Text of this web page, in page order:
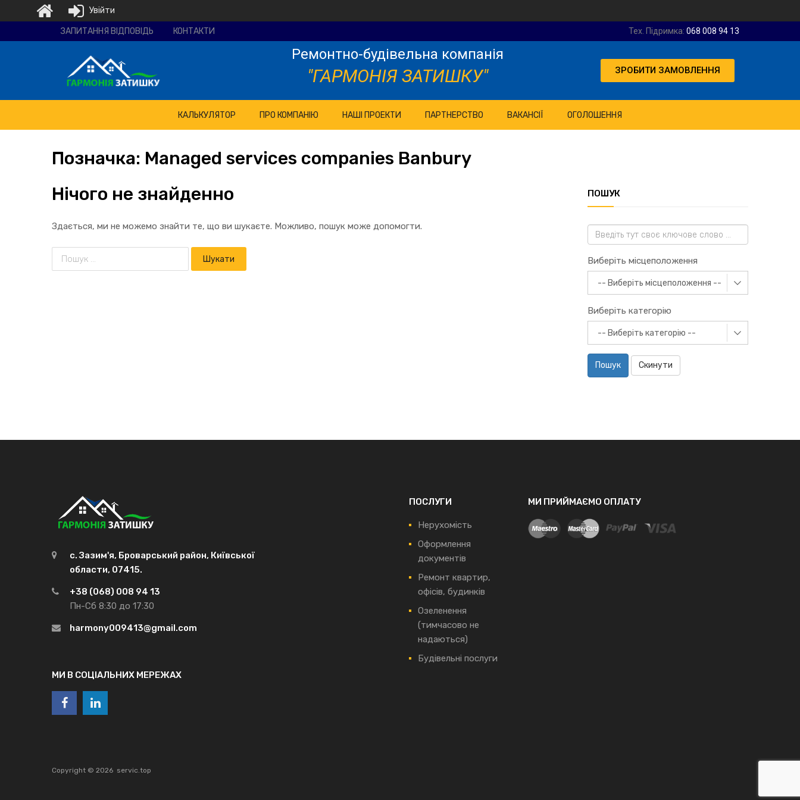
будівельна
ЗАПИТАННЯ ВІДПОВІДЬ КОНТАКТИ Тех. Підримка: 068 008 94 13
Ремонтно-будівельна компанія
"ГАРМОНІЯ ЗАТИШКУ" ЗРОБИТИ ЗАМОВЛЕННЯ
КАЛЬКУЛЯТОР ПРО КОМПАНІЮ НАШІ ПРОЕКТИ ПАРТНЕРСТВО ВАКАНСІЇ ОГОЛОШЕННЯ
Позначка: Managed services companies Banbury
Нічого не знайденно
Здається, ми не можемо знайти те, що ви шукаєте. Можливо, пошук може допомогти.
ПОШУК
Виберіть місцеположення
Виберіть категорію
Пошук Скинути
с. Зазим'я, Броварський район, Київської
области, 07415.
+38 (068) 008 94 13
Пн-Сб 8:30 до 17:30
harmony009413@gmail.com
МИ В СОЦІАЛЬНИХ МЕРЕЖАХ
ПОСЛУГИ
Нерухомість
Оформлення
документів
Ремонт квартир,
офісів, будинків
Озеленення
(тимчасово не
надаються)
Будівельні послуги
МИ ПРИЙМАЄМО ОПЛАТУ
Copyright © 2026 servic.top
Увійти